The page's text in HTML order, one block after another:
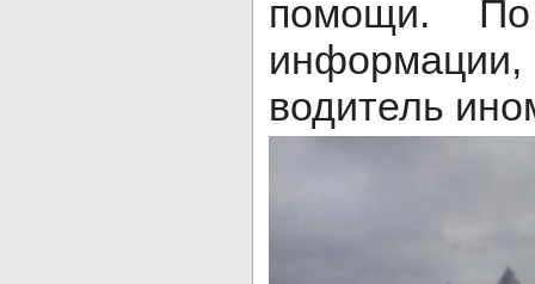
помощи. По
водитель